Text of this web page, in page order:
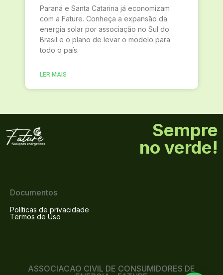
Paraná e Santa Catarina já economizam
com a Fature. Conheça a expansão da
energia solar por associação no Sul do
Brasil e o plano de levar o modelo para
todo o país.
LER MAIS
Sempre
no verde!
Documentos
Políticas de privacidade
Termos de Uso
ASSOCIACAO CIVIL DE CONSUMIDORES DE